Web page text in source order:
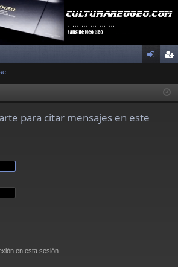
ist
para citar mensajes en este
en esta sesión